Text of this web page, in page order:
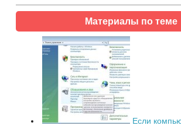
Материалы по теме
Если